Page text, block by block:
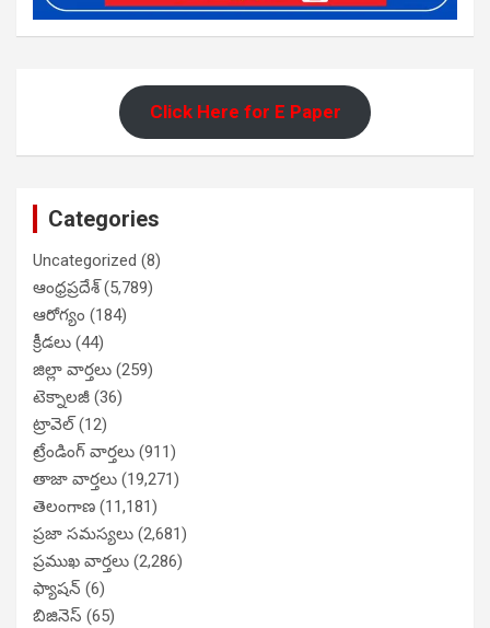
Click Here for E Paper
Categories
Uncategorized (8)
ఆంధ్రప్రదేశ్(5,789)
ఆరోగ్యం (184)
క్రీడలు (44)
జిల్లా వార్తలు (259)
టెక్నాలజీ (36)
ట్రావెల్(12)
ట్రేండింగ్ వార్తలు (911)
తాజా వార్తలు (19,271)
తెలంగాణ (11,181)
ప్రజా సమస్యలు (2,681)
ప్రముఖ వార్తలు (2,286)
ఫ్యాషన్ (6)
బిజినెస్ (65)